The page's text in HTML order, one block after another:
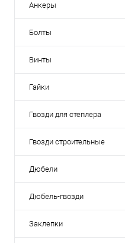
Анкеры
Болты
Винты
Гайки
Гвозди для степлера
Гвозди строительные
Дюбели
Дюбель-гвозди
Заклепки